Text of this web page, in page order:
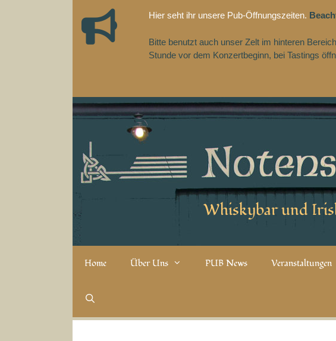
Hier seht ihr unsere Pub-Öffnungszeiten.
Bitte benutzt auch unser Zelt im hinteren
Stunde vor dem Konzertbeginn, bei Tastings
Whiskybar und
Home Über Uns PUB News Veranstaltungen